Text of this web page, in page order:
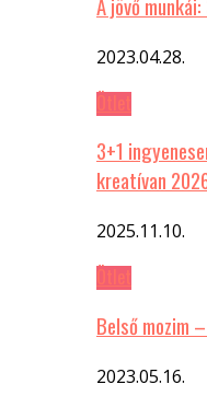
A jövő
2023.04.28.
3+1
kreatívan
2025.11.10.
Belső mozim
2023.05.16.